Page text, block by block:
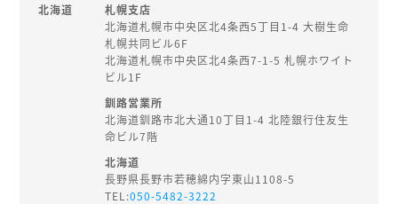
北海道
札幌支店
北海道札幌市中央区北4条西5丁目1-4 大樹生命
札幌共同ビル6F
北海道札幌市中央区北4条西7-1-5 札幌ホワイト
ビル1F
釧路営業所
北海道釧路市北大通10丁目1-4 北陸銀行住友生
命ビル7階
北海道
長野県長野市若穂綿内字東山1108-5
TEL:050-5482-3222